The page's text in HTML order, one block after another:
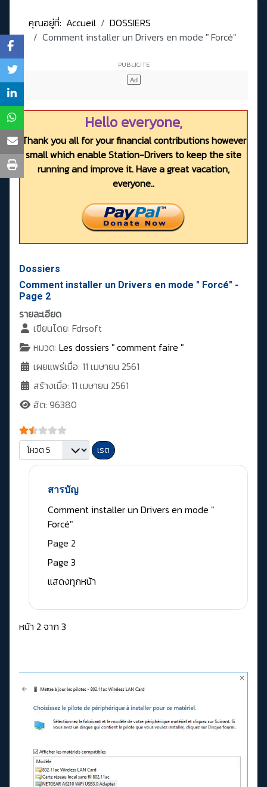
คุณอยู่ที่: Accueil
DOSSIERS
Comment installer un Drivers en mode " Forcé"
Hello everyone,
Thank you all for your financial contributions however
small which enable Station-Drivers to keep the site
running and improve it. Have a great vacation,
everyone..
Dossiers
Comment installer un Drivers en mode " Forcé" -
Page 2
รายละเอียด
เขียนโดย: Fdrsoft
หมวด: Les dossiers " comment faire "
เผยแพร่เมื่อ: 11 เมษายน 2561
สร้างเมื่อ: 11 เมษายน 2561
ฮิต: 96380
ให้เรตสมาชิก:
กรุณาให้คะแนน
สารบัญ
Comment installer un Drivers en mode "
Forcé"
Page 2
Page 3
แสดงทุกหน้า
หน้า 2 จาก 3